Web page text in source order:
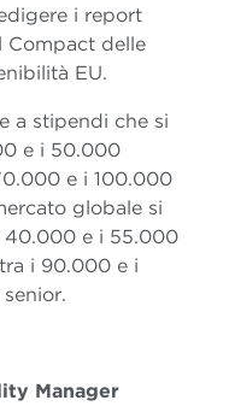
i report
Compact delle
EU.
a stipendi che si
e i 50.000
e i 100.000
globale si
40.000 e i 55.000
i 90.000 e i
Manager